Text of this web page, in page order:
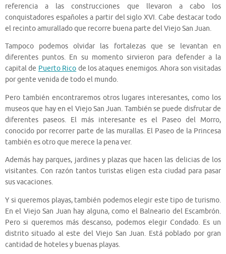
referencia a las construcciones que llevaron a cabo los
conquistadores españoles a partir del siglo XVI. Cabe destacar todo
el recinto amurallado que recorre buena parte del Viejo San Juan.
Tampoco podemos olvidar las fortalezas que se levantan en
diferentes puntos. En su momento sirvieron para defender a la
capital de Puerto Rico de los ataques enemigos. Ahora son visitadas
por gente venida de todo el mundo.
Pero también encontraremos otros lugares interesantes, como los
museos que hay en el Viejo San Juan. También se puede disfrutar de
diferentes paseos. El más interesante es el Paseo del Morro,
conocido por recorrer parte de las murallas. El Paseo de la Princesa
también es otro que merece la pena ver.
Además hay parques, jardines y plazas que hacen las delicias de los
visitantes. Con razón tantos turistas eligen esta ciudad para pasar
sus vacaciones.
Y si queremos playas, también podemos elegir este tipo de turismo.
En el Viejo San Juan hay alguna, como el Balneario del Escambrón.
Pero si queremos más descanso, podemos elegir Condado. Es un
distrito situado al este del Viejo San Juan. Está poblado por gran
cantidad de hoteles y buenas playas.